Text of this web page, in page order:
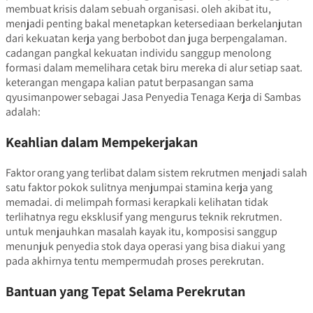
membuat krisis dalam sebuah organisasi. oleh akibat itu,
menjadi penting bakal menetapkan ketersediaan berkelanjutan
dari kekuatan kerja yang berbobot dan juga berpengalaman.
cadangan pangkal kekuatan individu sanggup menolong
formasi dalam memelihara cetak biru mereka di alur setiap saat.
keterangan mengapa kalian patut berpasangan sama
qyusimanpower sebagai Jasa Penyedia Tenaga Kerja di Sambas
adalah:
Keahlian dalam Mempekerjakan
Faktor orang yang terlibat dalam sistem rekrutmen menjadi salah
satu faktor pokok sulitnya menjumpai stamina kerja yang
memadai. di melimpah formasi kerapkali kelihatan tidak
terlihatnya regu eksklusif yang mengurus teknik rekrutmen.
untuk menjauhkan masalah kayak itu, komposisi sanggup
menunjuk penyedia stok daya operasi yang bisa diakui yang
pada akhirnya tentu mempermudah proses perekrutan.
Bantuan yang Tepat Selama Perekrutan